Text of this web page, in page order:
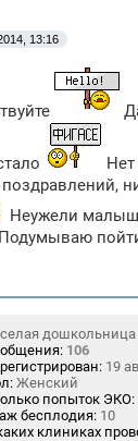
13:16
Неужели
дошкольница
106
19
Женский
попыток ЭКО:
бесплодия: 10
клиниках